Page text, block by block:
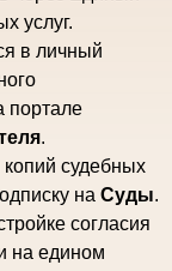
услуг.
в личный
портале
.
судебных
на Суды.
согласия
на едином